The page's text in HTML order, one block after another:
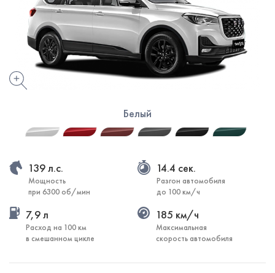
139 л.с.
Мощность
при 6300 об/мин
14.4 сек.
Разгон автомобиля
до 100 км/ч
Белый
7,9 л
Расход на 100 км
в смешанном цикле
185 км/ч
Максимальная
скорость автомобиля